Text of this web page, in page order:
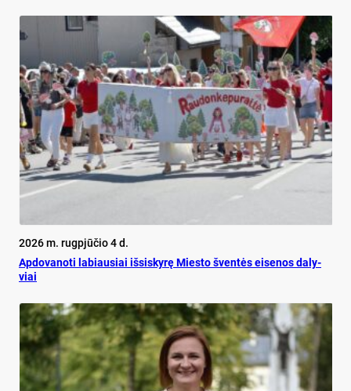
2026 m. rugpjūčio 4 d.
Ap­do­va­no­ti la­biau­siai iš­si­sky­rę Mies­to šven­tės ei­se­nos da­ly­
viai